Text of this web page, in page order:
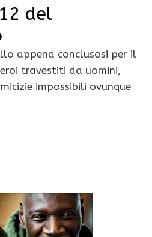
del
appena conclusosi per il
eroi travestiti da uomini,
impossibili ovunque